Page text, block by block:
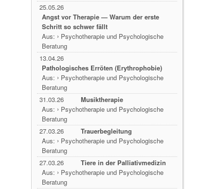
25.05.26
Angst vor Therapie — Warum der erste
Schritt so schwer fällt
Aus: › Psychotherapie und Psychologische
Beratung
13.04.26
Pathologisches Erröten (Erythrophobie)
Aus: › Psychotherapie und Psychologische
Beratung
31.03.26
Musiktherapie
Aus: › Psychotherapie und Psychologische
Beratung
27.03.26
Trauerbegleitung
Aus: › Psychotherapie und Psychologische
Beratung
27.03.26
Tiere in der Palliativmedizin
Aus: › Psychotherapie und Psychologische
Beratung